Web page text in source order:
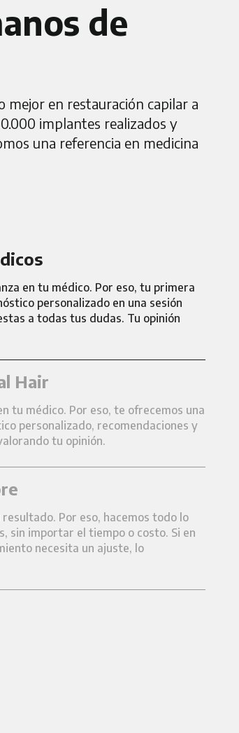
de
mejor en restauración capilar a
implantes realizados y
una referencia en medicina
en tu médico. Por eso, tu primera
personalizado en una sesión
a todas tus dudas. Tu opinión
Hair
tu médico. Por eso, te ofrecemos una
personalizado, recomendaciones y
tu opinión.
Por eso, hacemos todo lo
sin importar el tiempo o costo. Si en
necesita un ajuste, lo